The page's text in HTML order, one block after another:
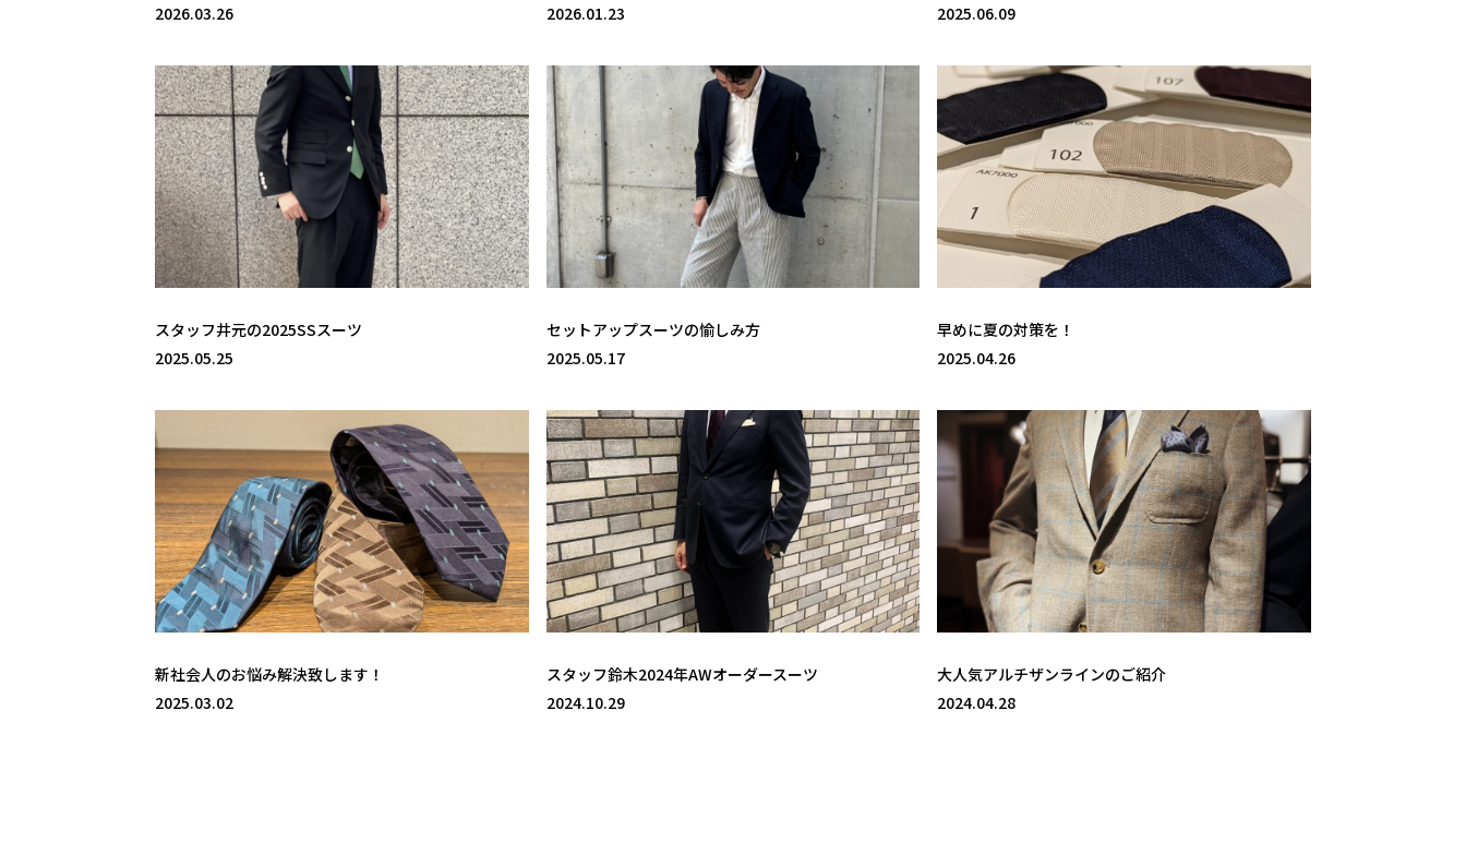
2026.03.26
2026.01.23
2025.06.09
スタッフ井元の2025SSスーツ
2025.05.25
セットアップスーツの愉しみ方
2025.05.17
早めに夏の対策を！
2025.04.26
新社会人のお悩み解決致します！
2025.03.02
スタッフ鈴木2024年AWオーダースーツ
2024.10.29
大人気アルチザンラインのご紹介
2024.04.28